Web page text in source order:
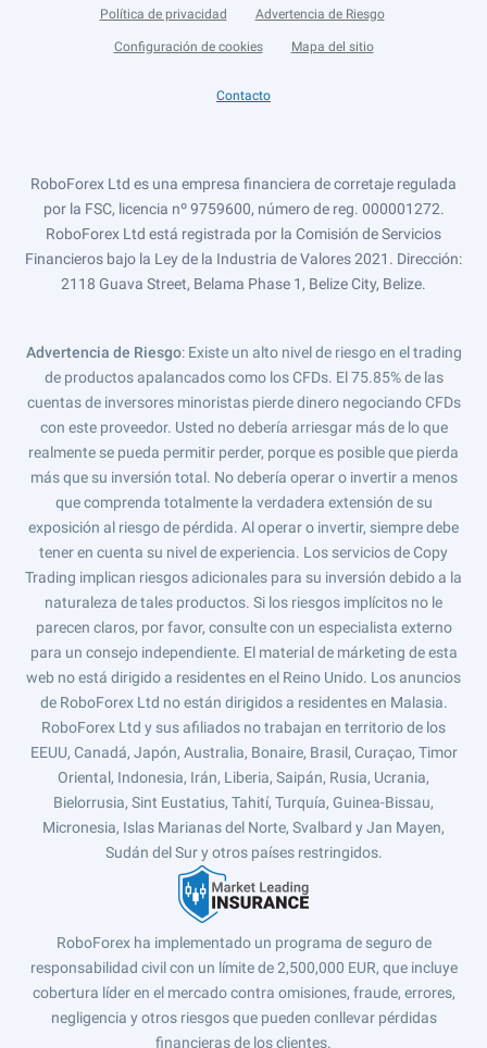
Política de privacidad Advertencia de Riesgo
Configuración de cookies Mapa del sitio
Contacto
RoboForex Ltd es una empresa financiera de corretaje regulada
por la FSC, licencia nº 9759600, número de reg. 000001272.
RoboForex Ltd está registrada por la Comisión de Servicios
Financieros bajo la Ley de la Industria de Valores 2021. Dirección:
2118 Guava Street, Belama Phase 1, Belize City, Belize.
Advertencia de Riesgo: Existe un alto nivel de riesgo en el trading
de productos apalancados como los CFDs. El 75.85% de las
cuentas de inversores minoristas pierde dinero negociando CFDs
con este proveedor. Usted no debería arriesgar más de lo que
realmente se pueda permitir perder, porque es posible que pierda
más que su inversión total. No debería operar o invertir a menos
que comprenda totalmente la verdadera extensión de su
exposición al riesgo de pérdida. Al operar o invertir, siempre debe
tener en cuenta su nivel de experiencia. Los servicios de Copy
Trading implican riesgos adicionales para su inversión debido a la
naturaleza de tales productos. Si los riesgos implícitos no le
parecen claros, por favor, consulte con un especialista externo
para un consejo independiente. El material de márketing de esta
web no está dirigido a residentes en el Reino Unido. Los anuncios
de RoboForex Ltd no están dirigidos a residentes en Malasia.
RoboForex Ltd y sus afiliados no trabajan en territorio de los
EEUU, Canadá, Japón, Australia, Bonaire, Brasil, Curaçao, Timor
Oriental, Indonesia, Irán, Liberia, Saipán, Rusia, Ucrania,
Bielorrusia, Sint Eustatius, Tahití, Turquía, Guinea-Bissau,
Micronesia, Islas Marianas del Norte, Svalbard y Jan Mayen,
Sudán del Sur y otros países restringidos.
RoboForex ha implementado un programa de seguro de
responsabilidad civil con un límite de 2,500,000 EUR, que incluye
cobertura líder en el mercado contra omisiones, fraude, errores,
negligencia y otros riesgos que pueden conllevar pérdidas
financieras de los clientes.